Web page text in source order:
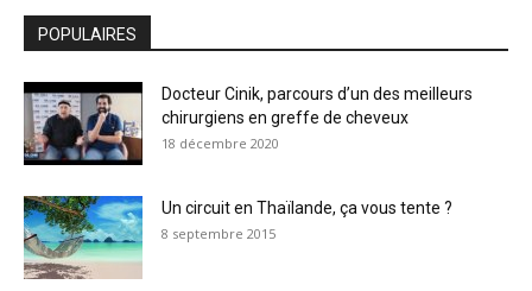
POPULAIRES
Docteur Cinik, parcours d’un des meilleurs
chirurgiens en greffe de cheveux
18 décembre 2020
Un circuit en Thaïlande, ça vous tente ?
8 septembre 2015